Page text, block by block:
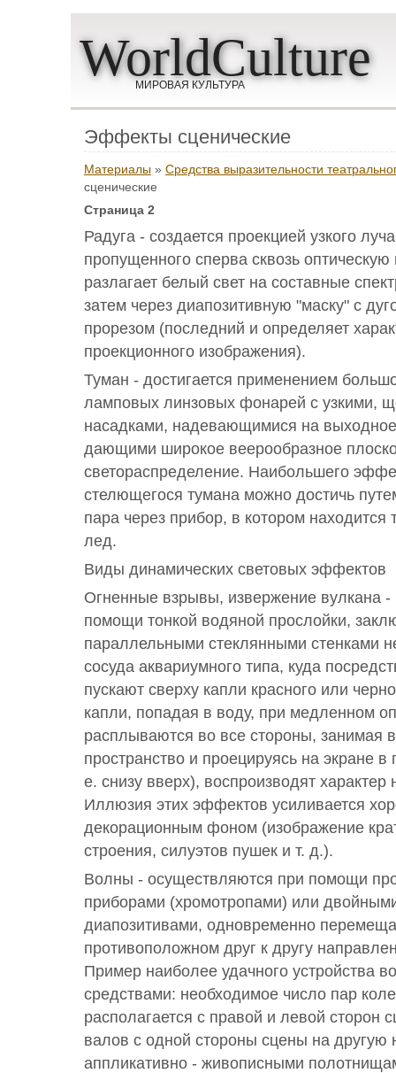
WorldCulture
МИРОВАЯ КУЛЬТУРА
Эффекты сценические
Материалы » Средства выразительности
сценические
Страница 2
Радуга - создается проекцией узкого
пропущенного сперва сквозь оптическую
разлагает белый свет на составные
затем через диапозитивную "маску" с
прорезом (последний и определяет
проекционного изображения).
Туман - достигается применением
ламповых линзовых фонарей с узкими,
насадками, надевающимися на
дающими широкое веерообразное
светораспределение. Наибольшего
стелющегося тумана можно достичь
пара через прибор, в котором находится
лед.
Виды динамических световых эффектов
Огненные взрывы, извержение вулкана -
помощи тонкой водяной прослойки,
параллельными стеклянными стенками
сосуда аквариумного типа, куда
пускают сверху капли красного или
капли, попадая в воду, при медленном
расплываются во все стороны, занимая
пространство и проецируясь на экране в
е. снизу вверх), воспроизводят характер
Иллюзия этих эффектов усиливается
декорационным фоном (изображение
строения, силуэтов пушек и т. д.).
Волны - осуществляются при помощи
приборами (хромотропами) или
диапозитивами, одновременно
противоположном друг к другу
Пример наиболее удачного устройства
средствами: необходимое число пар
располагается с правой и левой сторон
валов с одной стороны сцены на другую
аппликативно - живописными